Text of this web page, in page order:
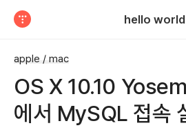
hello world
apple / mac
OS X 10.10
에서 MySQL 접속